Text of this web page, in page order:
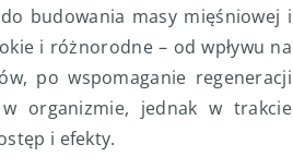
budowania masy mięśniowej i
i różnorodne – od wpływu na
po wspomaganie regeneracji
organizmie, jednak w trakcie
i efekty.